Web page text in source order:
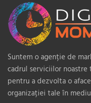
Suntem o agenție de
cadrul serviciilor
pentru a dezvolta o
organizației tale în